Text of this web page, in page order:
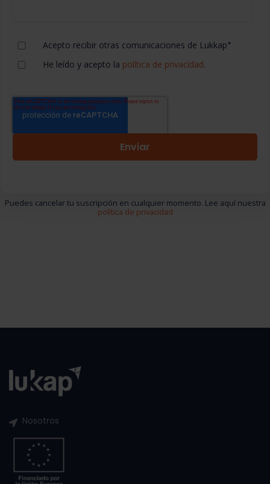
Acepto recibir otras comunicaciones de Lukkap*
He leído y acepto la política de privacidad.
Puedes cancelar tu suscripción en cualquier momento. Lee aquí nuestra
política de privacidad
Nosotros